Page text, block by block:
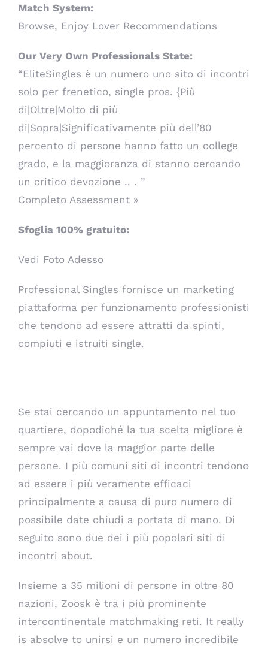
Match System:
Browse, Enjoy Lover Recommendations
Our Very Own Professionals State:
“EliteSingles è un numero uno sito di incontri
solo per frenetico, single pros. {Più
di|Oltre|Molto di più
di|Sopra|Significativamente più dell’80
percento di persone hanno fatto un college
grado, e la maggioranza di stanno cercando
un critico devozione .. . ”
Completo Assessment »
Sfoglia 100% gratuito:
Vedi Foto Adesso
Professional Singles fornisce un marketing
piattaforma per funzionamento professionisti
che tendono ad essere attratti da spinti,
compiuti e istruiti single.
Se stai cercando un appuntamento nel tuo
quartiere, dopodiché la tua scelta migliore è
sempre vai dove la maggior parte delle
persone. I più comuni siti di incontri tendono
ad essere i più veramente efficaci
principalmente a causa di puro numero di
possibile date chiudi a portata di mano. Di
seguito sono due dei i più popolari siti di
incontri about.
Insieme a 35 milioni di persone in oltre 80
nazioni, Zoosk è tra i più prominente
intercontinentale matchmaking reti. It really
is absolve to unirsi e un numero incredibile